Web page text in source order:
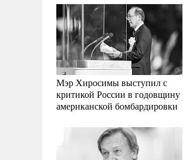
Мэр Хиросимы выступил с
критикой России в годовщину
американской бомбардировки